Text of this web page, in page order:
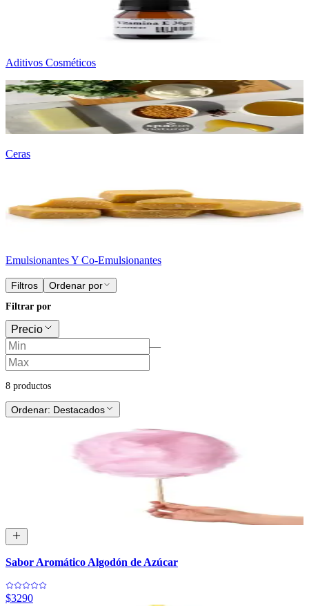
Aditivos Cosméticos
Ceras
Emulsionantes Y Co-Emulsionantes
Filtros Ordenar por
Filtrar por
Precio
—
8 productos
Ordenar: Destacados
Sabor Aromático Algodón de Azúcar
$3290